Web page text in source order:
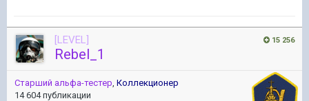
15 256
[LEVEL]
Rebel_1
Старший альфа-тестер, Коллекционер
14 604 публикации